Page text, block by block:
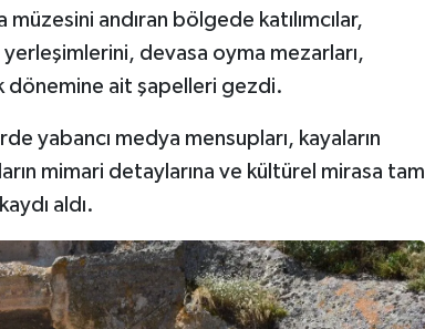
andıran bölgede katılımcılar,
yerleşimlerini, devasa oyma mezarları,
dönemine ait şapelleri gezdi.
yabancı medya mensupları, kayaların
mimari detaylarına ve kültürel mirasa tam
aldı.